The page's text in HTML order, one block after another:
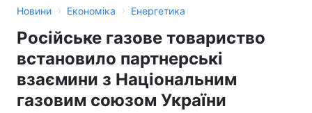
Новини › Економіка › Енергетика
Російське газове товариство
встановило партнерські
взаємини з Національним
газовим союзом України